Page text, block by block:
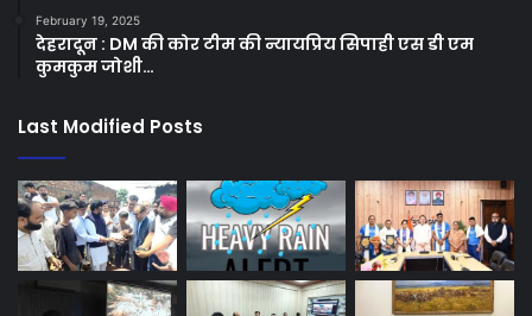
February 19, 2025
देहरादून : DM की कोर टीम की न्यायप्रिय सिपाही एस डी एम
कुमकुम जोशी…
Last Modified Posts